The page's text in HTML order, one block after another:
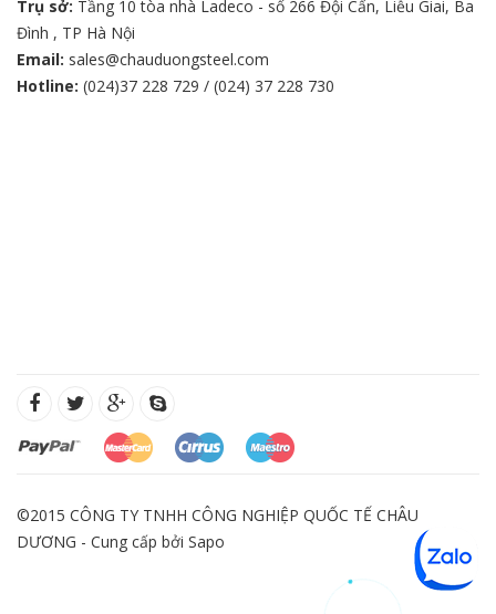
Trụ sở: Tầng 10 tòa nhà Ladeco - số 266 Đội Cấn, Liễu Giai, Ba
Đình , TP Hà Nội
Email: sales@chauduongsteel.com
Hotline: (024)37 228 729 / (024) 37 228 730
©2015 CÔNG TY TNHH CÔNG NGHIỆP QUỐC TẾ CHÂU
DƯƠNG - Cung cấp bởi Sapo